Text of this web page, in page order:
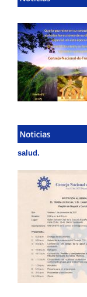
salud.